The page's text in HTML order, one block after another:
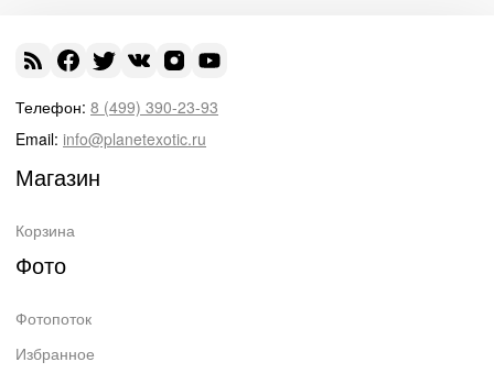
Телефон: 8 (499) 390-23-93
Email: info@planetexotic.ru
Магазин
Корзина
Фото
Фотопоток
Избранное